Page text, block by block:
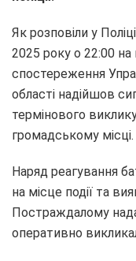
Як розповіли у
2025 року о 22:00 на
спостереження
області надійшов
термінового
громадському місці.
Наряд реагування
на місце події та
Постраждалому
оперативно